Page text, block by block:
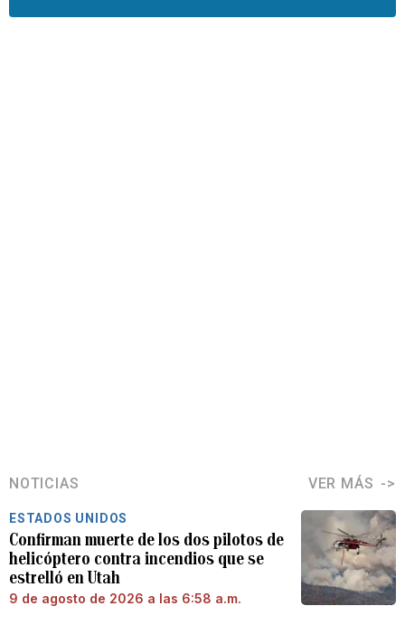
NOTICIAS VER MÁS
ESTADOS UNIDOS
Confirman muerte de los dos pilotos de
helicóptero contra incendios que se
estrelló en Utah
9 de agosto de 2026 a las 6:58 a.m.